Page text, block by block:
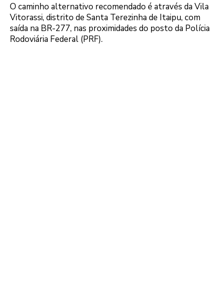
O caminho alternativo recomendado é através da Vila
Vitorassi, distrito de Santa Terezinha de Itaipu, com
saída na BR-277, nas proximidades do posto da Polícia
Rodoviária Federal (PRF).